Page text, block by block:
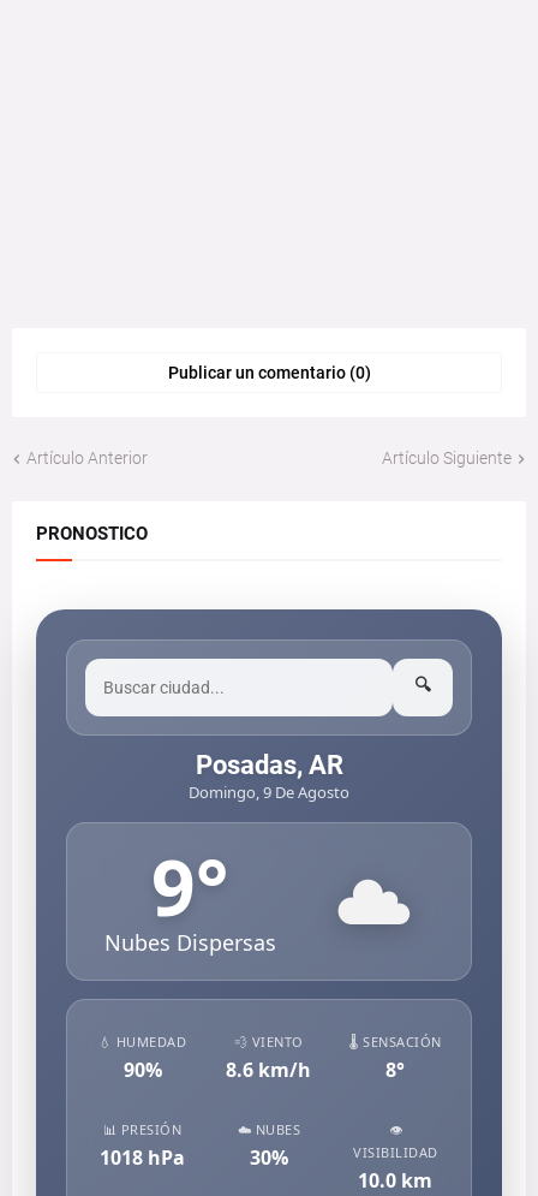
Publicar un comentario (0)
Artículo Anterior Artículo Siguiente
PRONOSTICO
🔍
Posadas, AR
Domingo, 9 De Agosto
9°
Nubes Dispersas
💧 HUMEDAD
90%
💨 VIENTO
8.6 km/h
🌡️ SENSACIÓN
8°
📊 PRESIÓN
1018 hPa
☁️ NUBES
30%
👁️
VISIBILIDAD
10.0 km